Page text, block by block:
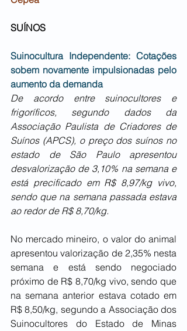
SUÍNOS
Suinocultura Independente: Cotações
sobem novamente impulsionadas pelo
aumento da demanda
De acordo entre suinocultores e
frigoríficos, segundo dados da
Associação Paulista de Criadores de
Suínos (APCS), o preço dos suínos no
estado de São Paulo apresentou
desvalorização de 3,10% na semana e
está precificado em R$ 8,97/kg vivo,
sendo que na semana passada estava
ao redor de R$ 8,70/kg.
No mercado mineiro, o valor do animal
apresentou valorização de 2,35% nesta
semana e está sendo negociado
próximo de R$ 8,70/kg vivo, sendo que
na semana anterior estava cotado em
R$ 8,50/kg, segundo a Associação dos
Suinocultores do Estado de Minas